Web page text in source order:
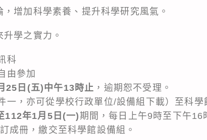
增加科學素養、提升科學研究風氣。
學之實力。
科
由參加
25日(五)中午13時止 ，逾期恕不受理。
一，亦可從學校行政單位/設備組下載）至科學
112年1月5日(一)期間，每日上午9時至下午16
成冊，繳交至科學館設備組。